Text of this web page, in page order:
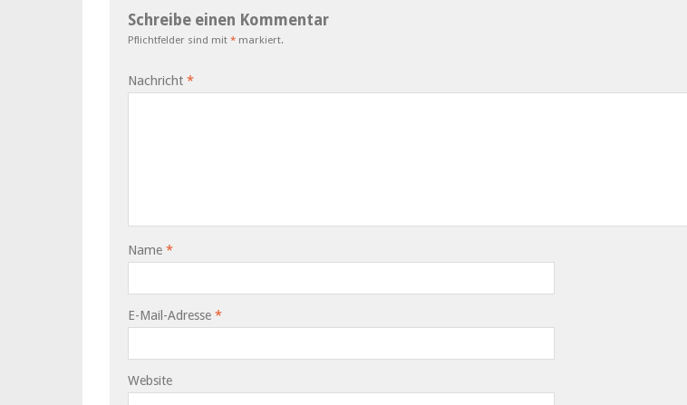
Schreibe einen Kommentar
Pflichtfelder sind mit * markiert.
Nachricht *
Name *
E-Mail-Adresse *
Website